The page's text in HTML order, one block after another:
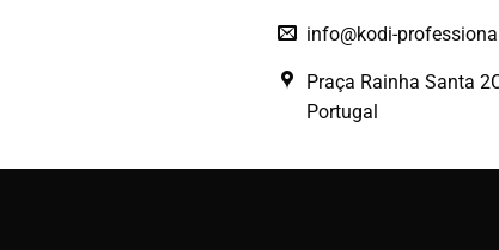
info@kodi-
Praça Rainha Santa
Portugal